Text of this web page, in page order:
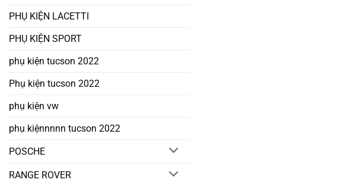
PHỤ KIỆN LACETTI
PHỤ KIỆN SPORT
phụ kiện tucson 2022
Phụ kiện tucson 2022
phụ kiện vw
phụ kiệnnnnn tucson 2022
POSCHE
RANGE ROVER